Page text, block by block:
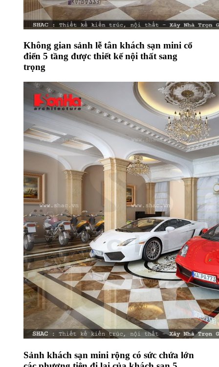
Không gian sảnh lễ tân khách sạn mini cổ
điển 5 tầng được thiết kế nội thất sang
trọng
Sảnh khách sạn mini rộng có sức chứa lớn